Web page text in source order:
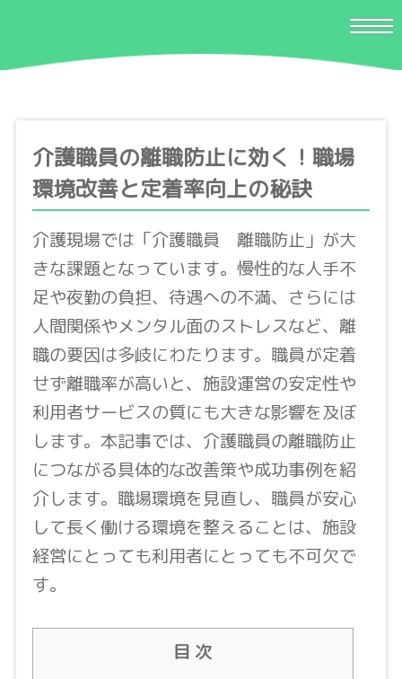
介護職員の離職防止に効く！職場
環境改善と定着率向上の秘訣
介護現場では「介護職員 離職防止」が大
きな課題となっています。慢性的な人手不
足や夜勤の負担、待遇への不満、さらには
人間関係やメンタル面のストレスなど、離
職の要因は多岐にわたります。職員が定着
せず離職率が高いと、施設運営の安定性や
利用者サービスの質にも大きな影響を及ぼ
します。本記事では、介護職員の離職防止
につながる具体的な改善策や成功事例を紹
介します。職場環境を見直し、職員が安心
して長く働ける環境を整えることは、施設
経営にとっても利用者にとっても不可欠で
す。
目 次